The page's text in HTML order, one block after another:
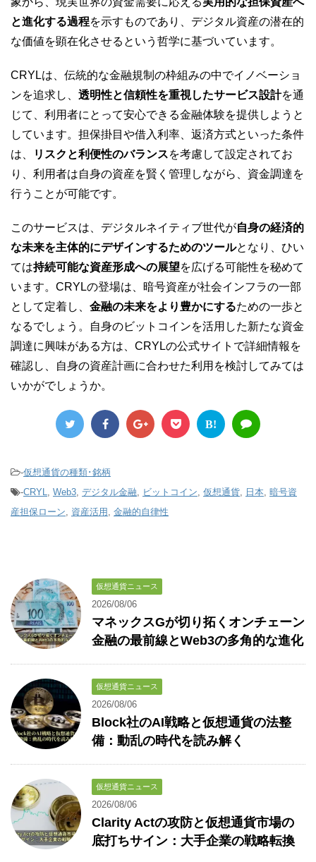
と進化する過程を示すものであり、デジタル資産の潜在的
な価値を顕在化させるという哲学に基づいています。
CRYLは、伝統的な金融規制の枠組みの中でイノベーショ
ンを追求し、 透明性と信頼性を重視したサービス設計を通
じて、利用者にとって安心できる金融体験を提供しようと
しています。担保掛目や借入利率、返済方式といった条件
は、
リスクと利便性のバランスを考慮して設定されてお
り、利用者は自身の資産を賢く管理しながら、資金調達を
行うことが可能です。
このサービスは、デジタルネイティブ世代が自身の経済的
な未来を主体的にデザインするためのツールとなり、ひい
ては持続可能な資産形成への展望を広げる可能性を秘めて
います。CRYLの登場は、暗号資産が社会インフラの一部
として定着し、 金融の未来をより豊かにするための一歩と
なるでしょう。自身のビットコインを活用した新たな資金
調達に興味がある方は、CRYLの公式サイトで詳細情報を
確認し、自身の資産計画に合わせた利用を検討してみては
いかがでしょうか。
B!
-仮想通貨の種類･銘柄
-CRYL, Web3, デジタル金融, ビットコイン, 仮想通貨, 日本, 暗号資
産担保ローン, 資産活用 , 金融的自律性
仮想通貨ニュース
2026/08/06
マネックスGが切り拓くオンチェーン
金融の最前線とWeb3の多角的な進化
仮想通貨ニュース
2026/08/06
Block社のAI戦略と仮想通貨の法整
備：動乱の時代を読み解く
仮想通貨ニュース
2026/08/06
Clarity Actの攻防と仮想通貨市場の
底打ちサイン：大手企業の戦略転換